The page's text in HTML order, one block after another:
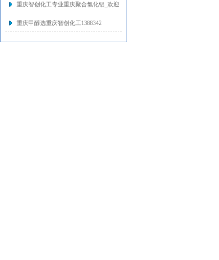
重庆智创化工专业重庆聚合氯化铝_欢迎
重庆甲醇选重庆智创化工1388342